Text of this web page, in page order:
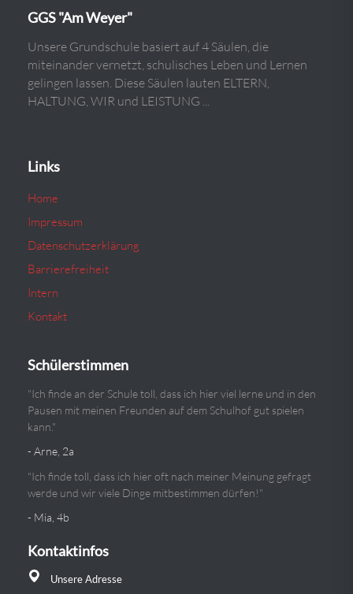
GGS "Am Weyer"
Unsere Grundschule basiert auf 4 Säulen, die
miteinander vernetzt, schulisches Leben und Lernen
gelingen lassen. Diese Säulen lauten ELTERN,
HALTUNG, WIR und LEISTUNG ...
Links
Home
Impressum
Datenschutzerklärung
Barrierefreiheit
Intern
Kontakt
Schülerstimmen
"Ich finde an der Schule toll, dass ich hier viel lerne und in den
Pausen mit meinen Freunden auf dem Schulhof gut spielen
kann."
- Arne, 2a
"Ich finde toll, dass ich hier oft nach meiner Meinung gefragt
werde und wir viele Dinge mitbestimmen dürfen!"
- Mia, 4b
Kontaktinfos
Unsere Adresse